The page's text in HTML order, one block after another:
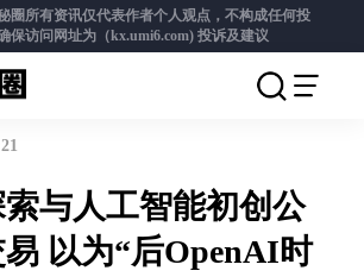
圈所有资讯仅代表作者个人观点，不构成任何投
保访问网址为（kx.umi6.com) 投诉及建议
与人工智能初创公
以为“后OpenAI时